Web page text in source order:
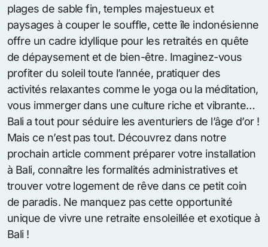
plages de sable fin, temples majestueux et
paysages à couper le souffle, cette île indonésienne
offre un cadre idyllique pour les retraités en quête
de dépaysement et de bien-être. Imaginez-vous
profiter du soleil toute l’année, pratiquer des
activités relaxantes comme le yoga ou la méditation,
vous immerger dans une culture riche et vibrante…
Bali a tout pour séduire les aventuriers de l’âge d’or !
Mais ce n’est pas tout. Découvrez dans notre
prochain article comment préparer votre installation
à Bali, connaître les formalités administratives et
trouver votre logement de rêve dans ce petit coin
de paradis. Ne manquez pas cette opportunité
unique de vivre une retraite ensoleillée et exotique à
Bali !